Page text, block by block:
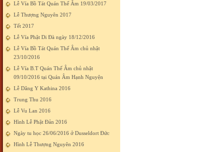
Lễ Vía Bồ Tát Quán Thế Âm 19/03/2017
Lễ Thượng Nguyên 2017
Tết 2017
Lễ Vía Phật Di Đà ngày 18/12/2016
Lễ Vía Bồ Tát Quán Thế Âm chủ nhật
23/10/2016
Lễ Vía B.T Quán Thế Âm chủ nhật
09/10/2016 tại Quán Âm Hạnh Nguyện
Lễ Dâng Y Kathina 2016
Trung Thu 2016
Lễ Vu Lan 2016
Hình Lễ Phật Đản 2016
Ngày tu học 26/06/2016 ở Dusseldort Đức
Hình Lễ Thượng Nguyên 2016